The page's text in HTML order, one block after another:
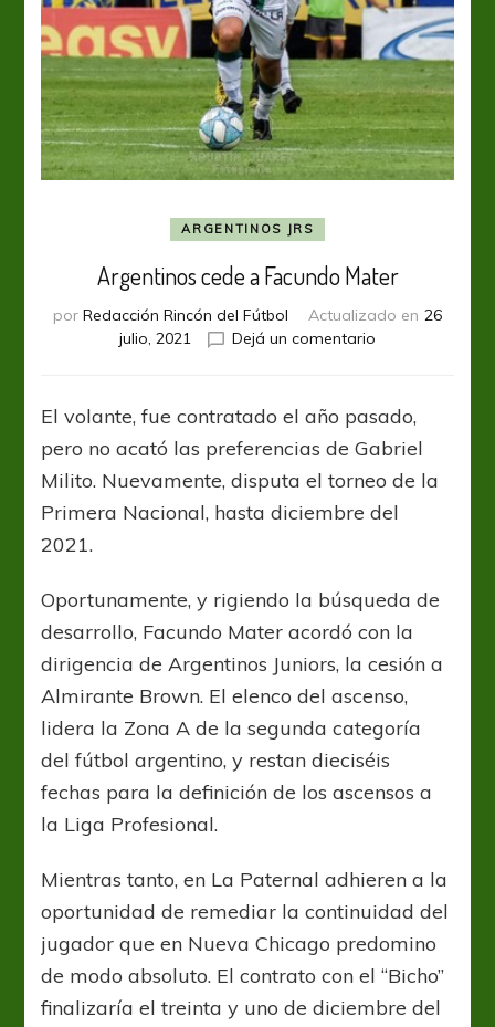
ARGENTINOS JRS
Argentinos cede a Facundo Mater
por Redacción Rincón del Fútbol Actualizado en 26
julio, 2021
Dejá un comentario
Facundo
Mater
El volante, fue contratado el año pasado,
pero no acató las preferencias de Gabriel
Milito. Nuevamente, disputa el torneo de la
Primera Nacional, hasta diciembre del
2021.
Oportunamente, y rigiendo la búsqueda de
desarrollo, Facundo Mater acordó con la
dirigencia de Argentinos Juniors, la cesión a
Almirante Brown. El elenco del ascenso,
lidera la Zona A de la segunda categoría
del fútbol argentino, y restan dieciséis
fechas para la definición de los ascensos a
la Liga Profesional.
Mientras tanto, en La Paternal adhieren a la
oportunidad de remediar la continuidad del
jugador que en Nueva Chicago predomino
de modo absoluto. El contrato con el “Bicho”
finalizaría el treinta y uno de diciembre del